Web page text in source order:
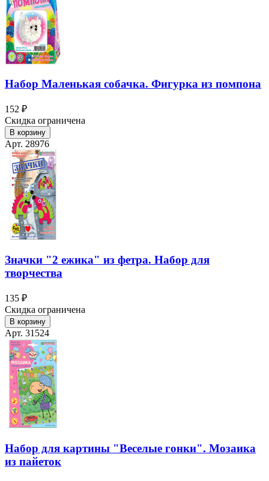
Набор Маленькая собачка. Фигурка из помпона
152 ₽
Скидка ограничена
В корзину
Арт. 28976
Значки "2 ежика" из фетра. Набор для
творчества
135 ₽
Скидка ограничена
В корзину
Арт. 31524
Набор для картины "Веселые гонки". Мозаика
из пайеток